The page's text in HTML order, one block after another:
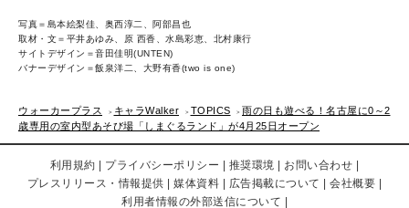
写真＝島本絵梨佳、奥西淳二、阿部昌也
取材・文＝平井あゆみ、原 西香、水島彩恵、北村康行
サイトデザイン＝音田佳明(UNTEN)
バナーデザイン＝飯泉洋二、大野有香(two is one)
ウォーカープラス キャラWalker TOPICS
雨の日も遊べる！名古屋に0～2
歳専用の室内型あそび場「しまぐるランド」が4月25日オープン
利用規約 プライバシーポリシー 推奨環境
お問い合わせ
プレスリリース・情報提供
媒体資料 広告掲載について
会社概要
利用者情報の外部送信について